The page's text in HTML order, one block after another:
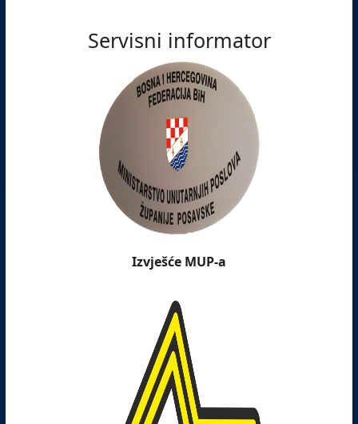
Servisni informator
Izvješće MUP-a